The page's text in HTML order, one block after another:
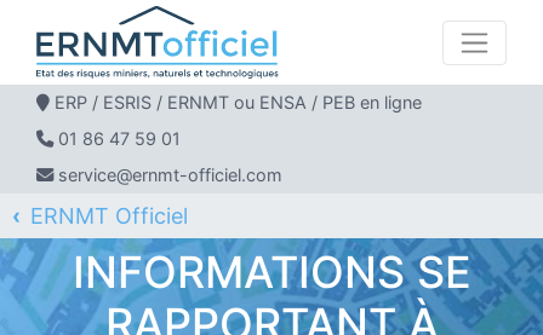
ERP / ESRIS / ERNMT ou ENSA / PEB en ligne
01 86 47 59 01
service@ernmt-officiel.com
ERNMT Officiel
ERP / ESRIS / ERNMT pour GOYRANS
INFORMATIONS SE
RAPPORTANT À